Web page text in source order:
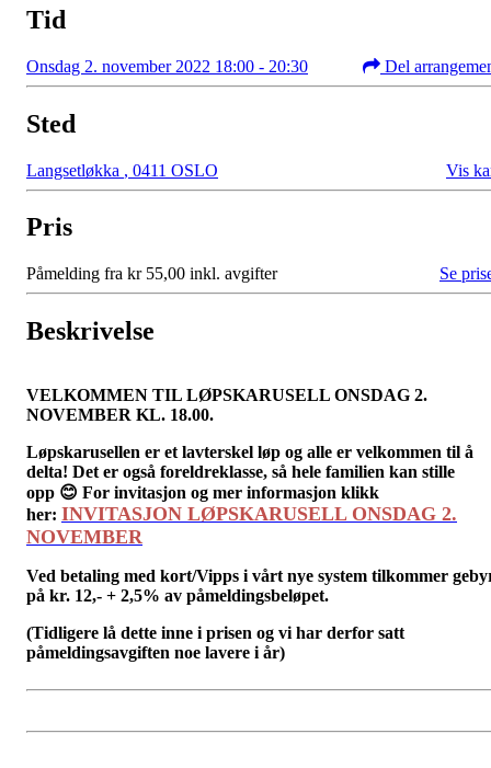
Tid
Onsdag 2. november 2022 18:00 - 20:30 Del
Sted
Langsetløkka , 0411 OSLO Vis
Pris
Påmelding fra kr 55,00 inkl. avgifter Se
Beskrivelse
VELKOMMEN TIL LØPSKARUSELL ONSDAG 2.
NOVEMBER KL. 18.00.
Løpskarusellen er et lavterskel løp og alle er velkommen til å
delta! Det er også foreldreklasse, så hele familien kan stille
opp 😊 For invitasjon og mer informasjon klikk
her: INVITASJON LØPSKARUSELL ONSDAG 2.
NOVEMBER
Ved betaling med kort/Vipps i vårt nye system tilkommer
på kr. 12,- + 2,5% av påmeldingsbeløpet.
(Tidligere lå dette inne i prisen og vi har derfor satt
påmeldingsavgiften noe lavere i år)